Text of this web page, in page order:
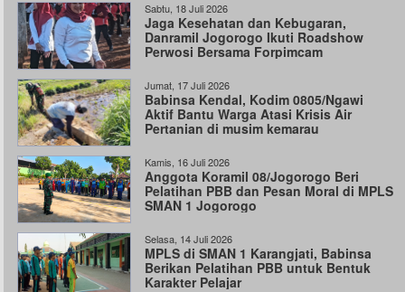
Sabtu, 18 Juli 2026
Jaga Kesehatan dan Kebugaran,
Danramil Jogorogo Ikuti Roadshow
Perwosi Bersama Forpimcam
Jumat, 17 Juli 2026
Babinsa Kendal, Kodim 0805/Ngawi
Aktif Bantu Warga Atasi Krisis Air
Pertanian di musim kemarau
Kamis, 16 Juli 2026
Anggota Koramil 08/Jogorogo Beri
Pelatihan PBB dan Pesan Moral di MPLS
SMAN 1 Jogorogo
Selasa, 14 Juli 2026
MPLS di SMAN 1 Karangjati, Babinsa
Berikan Pelatihan PBB untuk Bentuk
Karakter Pelajar